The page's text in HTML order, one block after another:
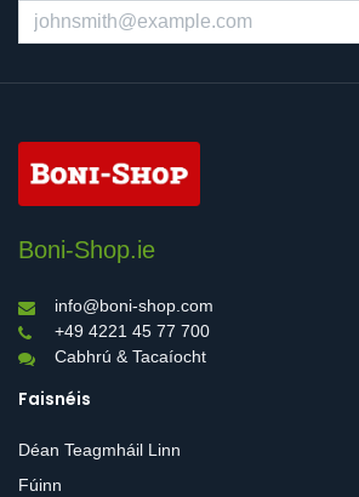
Boni-Shop.ie
info@boni-shop.com
+49 4221 45 77 700
Cabhrú & Tacaíocht
Faisnéis
Déan Teagmháil Linn
Fúinn